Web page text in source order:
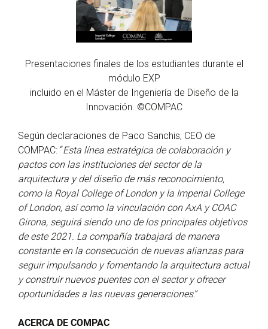
Presentaciones finales de los estudiantes durante el
módulo EXP
incluido en el Máster de Ingeniería de Diseño de la
Innovación. ©COMPAC
Según declaraciones de Paco Sanchis, CEO de
COMPAC: “Esta línea estratégica de colaboración y
pactos con las instituciones del sector de la
arquitectura y del diseño de más reconocimiento,
como la Royal College of London y la Imperial College
of London, así como la vinculación con AxA y COAC
Girona, seguirá siendo uno de los principales objetivos
de este 2021. La compañía trabajará de manera
constante en la consecución de nuevas alianzas para
seguir impulsando y fomentando la arquitectura actual
y construir nuevos puentes con el sector y ofrecer
oportunidades a las nuevas generaciones.”
ACERCA DE COMPAC